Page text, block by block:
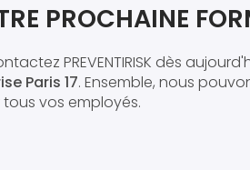
PROCHAINE
PREVENTIRISK dès
Paris 17. Ensemble, nous
vos employés.